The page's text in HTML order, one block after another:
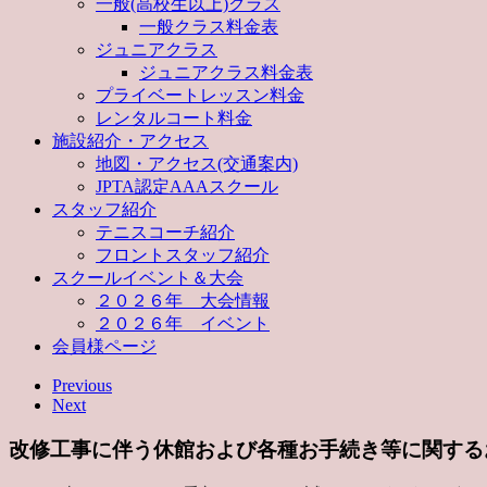
一般クラス料金表
ジュニアクラス
ジュニアクラス料金表
プライベートレッスン料金
レンタルコート料金
施設紹介・アクセス
地図・アクセス(交通案内)
JPTA認定AAAスクール
スタッフ紹介
テニスコーチ紹介
フロントスタッフ紹介
スクールイベント＆大会
２０２６年 大会情報
２０２６年 イベント
会員様ページ
Previous
Next
改修工事に伴う休館および各種お手続き等に関す